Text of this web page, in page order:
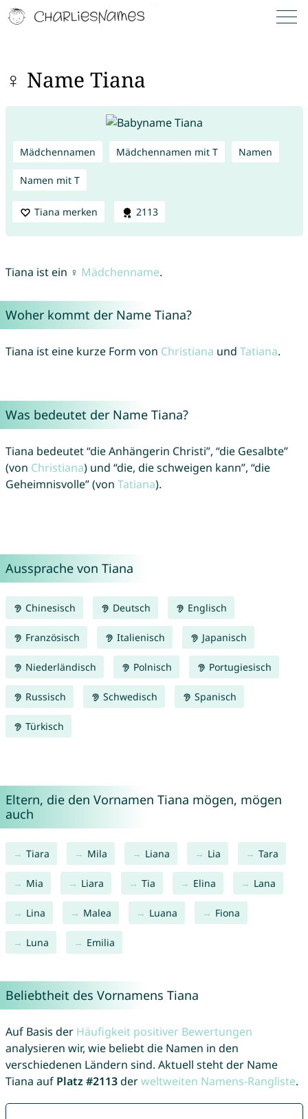
♀ Name Tiana
Mädchennamen Mädchennamen mit T Namen
Namen mit T
Tiana merken 2113
Tiana ist ein ♀ Mädchenname.
Woher kommt der Name Tiana?
Tiana ist eine kurze Form von Christiana und Tatiana.
Was bedeutet der Name Tiana?
Tiana bedeutet “die Anhängerin Christi”, “die Gesalbte”
(von Christiana) und “die, die schweigen kann”, “die
Geheimnisvolle” (von Tatiana).
Aussprache von Tiana
Chinesisch Deutsch Englisch
Französisch Italienisch Japanisch
Niederländisch Polnisch Portugiesisch
Russisch Schwedisch Spanisch
Türkisch
Eltern, die den Vornamen Tiana mögen, mögen
auch
Tiara Mila Liana Lia Tara
Mia Liara Tia Elina Lana
Lina Malea Luana Fiona
Luna Emilia
Beliebtheit des Vornamens Tiana
Auf Basis der Häufigkeit positiver Bewertungen
analysieren wir, wie beliebt die Namen in den
verschiedenen Ländern sind. Aktuell steht der Name
Tiana auf Platz #2113derweltweiten Namens-Rangliste.